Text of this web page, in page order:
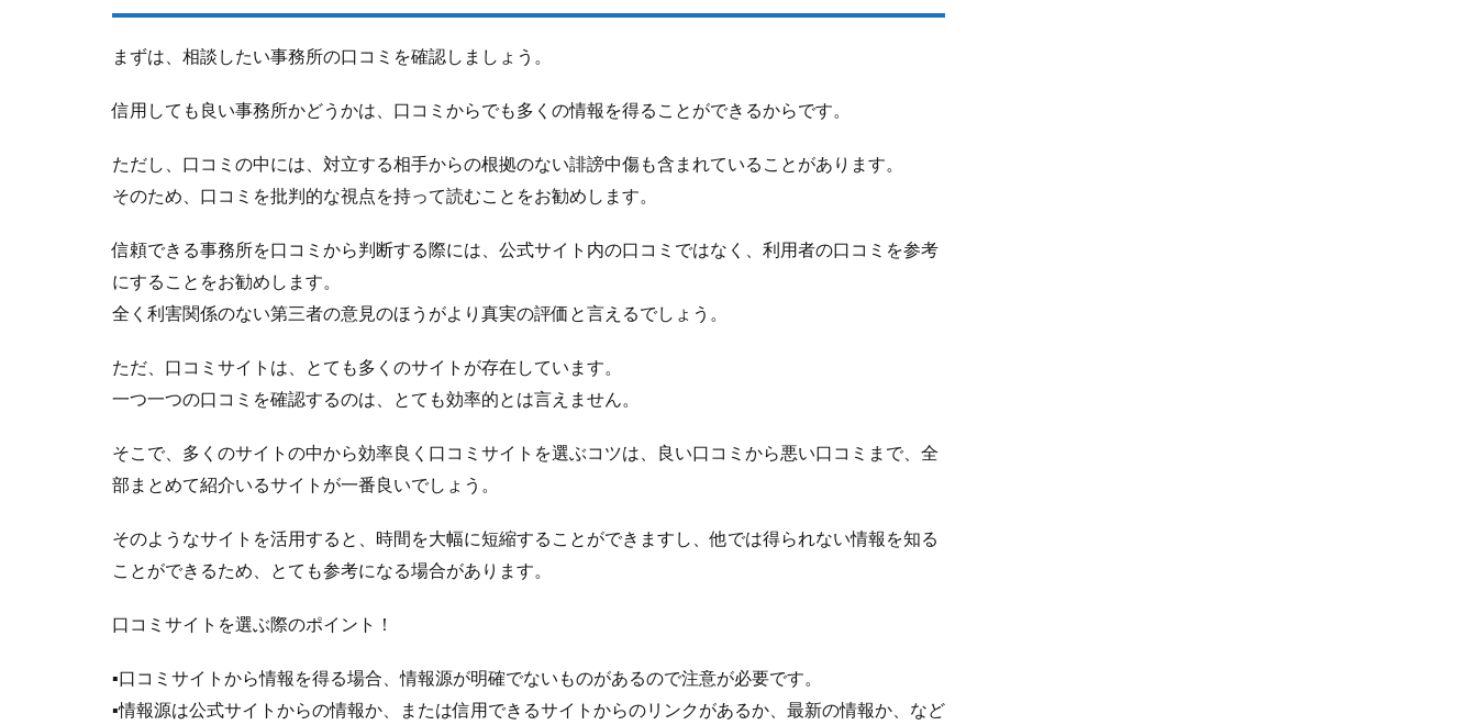
まずは、相談したい事務所の口コミを確認しましょう。
信用しても良い事務所かどうかは、口コミからでも多くの情報を得ることができるからです。
ただし、 口コミの中には、対立する相手からの根拠のない誹謗中傷も含まれていることがあります。
そのため、口コミを批判的な視点を持って読むことをお勧めします。
信頼できる事務所を口コミから判断する際には、公式サイト内の口コミではなく、利用者の口コミを参考
にすることをお勧めします。
全く利害関係のない第三者の意見のほうがより真実の評価と言えるでしょう。
ただ、口コミサイトは、とても多くのサイトが存在しています。
一つ一つの口コミを確認するのは、とても効率的とは言えません。
そこで、多くのサイトの中から効率良く口コミサイトを選ぶコツは、良い口コミから悪い口コミまで、全
部まとめて紹介いるサイトが一番良いでしょう。
そのようなサイトを活用すると、時間を大幅に短縮することができますし、他では得られない情報を知る
ことができるため、とても参考になる場合があります。
口コミサイトを選ぶ際のポイント！
▪口コミサイトから情報を得る場合、情報源が明確でないものがあるので注意が必要です。
▪情報源は公式サイトからの情報か、または信用できるサイトからのリンクがあるか、最新の情報か、など